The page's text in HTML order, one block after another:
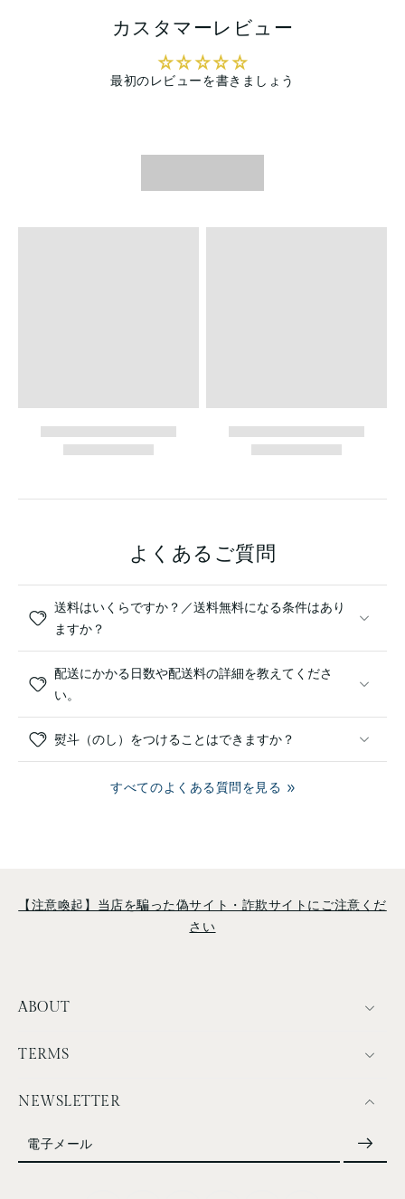
カスタマーレビュー
最初のレビューを書きましょう
よくあるご質問
送料はいくらですか？／送料無料になる条件はあり
ますか？
配送にかかる日数や配送料の詳細を教えてくださ
い。
熨斗（のし）をつけることはできますか？
すべてのよくある質問を見る
【注意喚起】当店を騙った偽サイト・詐欺サイトにご注意くだ
さい
ABOUT
TERMS
NEWSLETTER
電子メール